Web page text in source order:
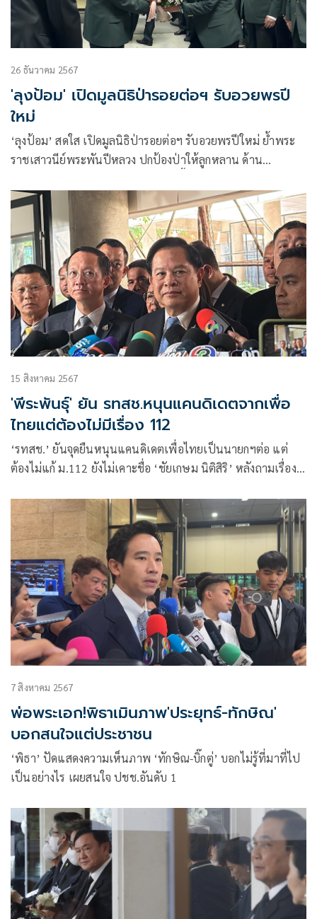
26 ธันวาคม 2567
'ลุงป้อม' เปิดมูลนิธิป่ารอยต่อฯ รับอวยพรปี
ใหม่
‘ลุงป้อม’ สดใส เปิดมูลนิธิป่ารอยต่อฯ รับอวยพรปีใหม่ ย้ำพระ
ราชเสาวนีย์พระพันปีหลวง ปกป้องป่าให้ลูกหลาน ด้าน
15 สิงหาคม 2567
'พีระพันธุ์' ยัน รทสช.หนุนแคนดิเดตจากเพื่อ
ไทยแต่ต้องไม่มีเรื่อง 112
‘รทสช.’ ยันจุดยืนหนุนแคนดิเดตเพื่อไทยเป็นนายกฯต่อ แต่
ต้องไม่แก้ ม.112 ยังไม่เคาะชื่อ ‘ชัยเกษม นิติสิริ’ หลังถามเรื่อง
หมื่นรอ ‘พท.’ ชี้แจง
7 สิงหาคม 2567
พ่อพระเอก!พิธาเมินภาพ'ประยุทธ์-ทักษิณ'
บอกสนใจแต่ประชาชน
‘พิธา’ ปัดแสดงความเห็นภาพ ‘ทักษิณ-บิ๊กตู่’ บอกไม่รู้ที่มาที่ไป
เป็นอย่างไร เผยสนใจ ปชช.อันดับ 1